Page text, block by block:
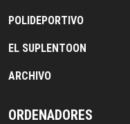
POLIDEPORTIVO
EL SUPLENTOON
ARCHIVO
ORDENADORES